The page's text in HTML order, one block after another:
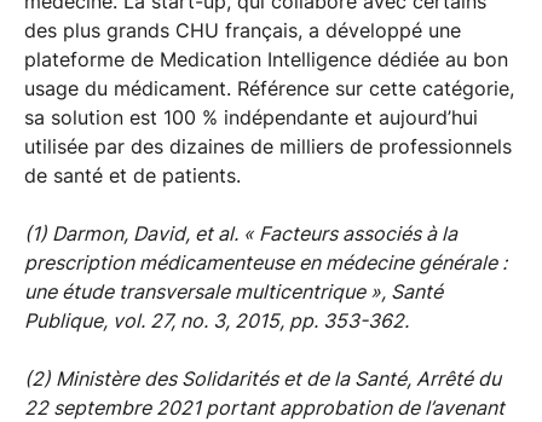
des plus grands CHU français, a développé une
plateforme de Medication Intelligence dédiée au bon
usage du médicament. Référence sur cette catégorie,
sa solution est 100 % indépendante et aujourd’hui
utilisée par des dizaines de milliers de professionnels
de santé et de patients.
(1) Darmon, David, et al. « Facteurs associés à la
prescription médicamenteuse en médecine générale :
une étude transversale multicentrique », Santé
Publique, vol. 27, no. 3, 2015, pp. 353-362.
(2) Ministère des Solidarités et de la Santé, Arrêté du
22 septembre 2021 portant approbation de l’avenant